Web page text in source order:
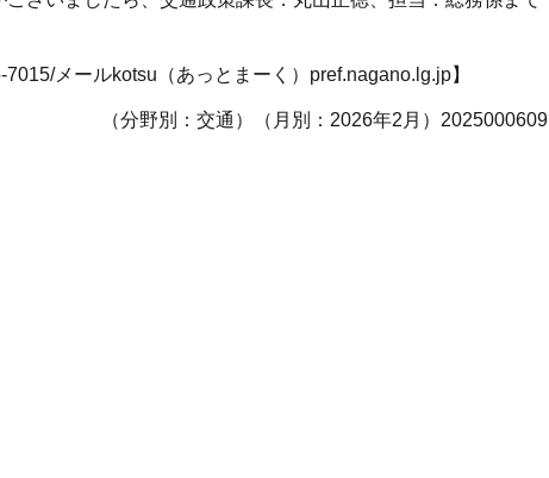
メールkotsu（あっとまーく）pref.nagano.lg.jp】
（分野別：交通）（月別：2026年2月）2025000609